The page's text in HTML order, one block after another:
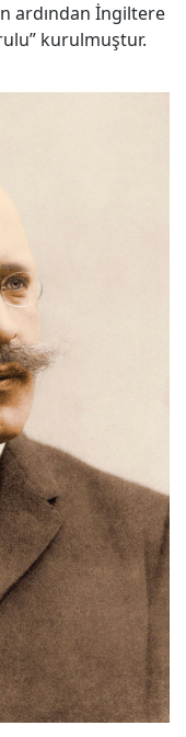
ardından İngiltere
kurulmuştur.